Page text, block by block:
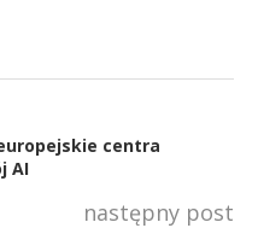
centra
AI
następny post